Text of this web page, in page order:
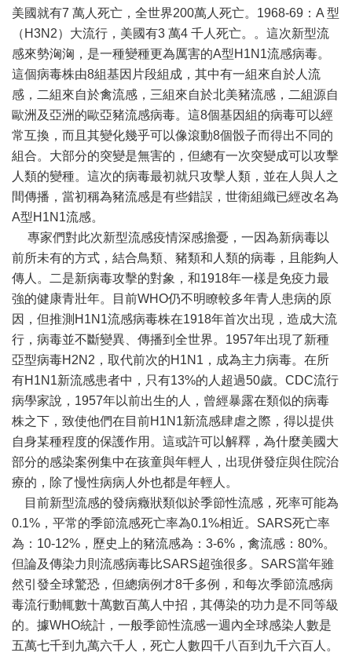
美國就有7 萬人死亡，全世界200萬人死亡。1968-69：A 型
（H3N2）大流行，美國有3 萬4 千人死亡。。這次新型流
感來勢洶洶，是一種變種更為厲害的A型H1N1流感病毒。
這個病毒株由8組基因片段組成，其中有一組來自於人流
感，二組來自於禽流感，三組來自於北美豬流感，二組源自
歐洲及亞洲的歐亞豬流感病毒。這8個基因組的病毒可以經
常互換，而且其變化幾乎可以像滾動8個骰子而得出不同的
組合。大部分的突變是無害的，但總有一次突變成可以攻擊
人類的變種。這次的病毒最初就只攻擊人類，並在人與人之
間傳播，當初稱為豬流感是有些錯誤，世衛組織已經改名為
A型H1N1流感。
專家們對此次新型流感疫情深感擔憂，一因為新病毒以
前所未有的方式，結合鳥類、豬類和人類的病毒，且能夠人
傳人。二是新病毒攻擊的對象，和1918年一樣是免疫力最
強的健康青壯年。目前WHO仍不明瞭較多年青人患病的原
因，但推測H1N1流感病毒株在1918年首次出現，造成大流
行，病毒並不斷變異、傳播到全世界。1957年出現了新種
亞型病毒H2N2，取代前次的H1N1，成為主力病毒。在所
有H1N1新流感患者中，只有13%的人超過50歲。CDC流行
病學家說，1957年以前出生的人，曾經暴露在類似的病毒
株之下，致使他們在目前H1N1新流感肆虐之際，得以提供
自身某種程度的保護作用。這或許可以解釋，為什麼美國大
部分的感染案例集中在孩童與年輕人，出現併發症與住院治
療的，除了慢性病病人外也都是年輕人。
目前新型流感的發病癥狀類似於季節性流感，死率可能為
0.1%，平常的季節流感死亡率為0.1%相近。SARS死亡率
為：10-12%，歷史上的豬流感為：3-6%，禽流感：80%。
但論及傳染力則流感病毒比SARS超強很多。SARS當年雖
然引發全球驚恐，但總病例才8千多例，和每次季節流感病
毒流行動輒數十萬數百萬人中招，其傳染的功力是不同等級
的。據WHO統計，一般季節性流感一週內全球感染人數是
五萬七千到九萬六千人，死亡人數四千八百到九千六百人。